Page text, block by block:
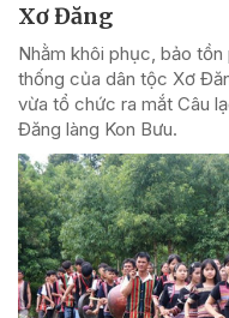
Xơ Đăng
Nhằm khôi phục, bảo
thống của dân tộc Xơ
vừa tổ chức ra mắt Câu
Đăng làng Kon Bưu.